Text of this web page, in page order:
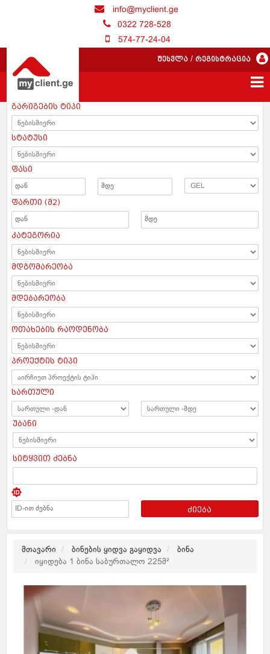
info@myclient.ge
0322 728-528
574-77-24-04
შესვლა / რეგისტრაცია
გარიგების ტიპი
სტატუსი
ფასი
ფართი (მ2)
კატეგორია
მდგომარეობა
მდებარეობა
ოთახების რაოდენობა
პროექტის ტიპი
სართული
უბანი
სიტყვით ძებნა
ძიება
მთავარი ბინების ყიდვა გაყიდვა
ბინა
იყიდება 1 ბინა საბურთალო 225მ²